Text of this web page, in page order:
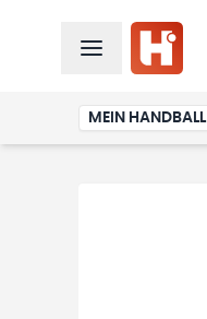
MEIN HANDBALL